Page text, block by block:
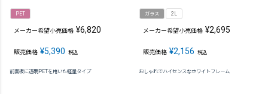
PET
メーカー希望小売価格 ¥6,820
販売価格 ¥5,390 税込
前面板に透明PETを用いた軽量タイプ
ガラス 2L
メーカー希望小売価格 ¥2,695
販売価格 ¥2,156 税込
おしゃれでハイセンスなホワイトフレーム